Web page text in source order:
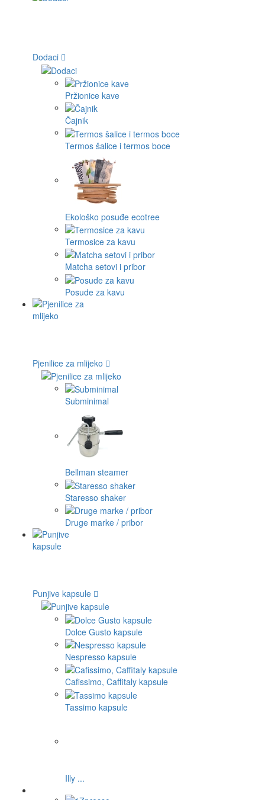
Dodaci
Pržionice kave
Čajnik
Termos šalice i termos boce
Ekološko posuđe ecotree
Termosice za kavu
Matcha setovi i pribor
Posude za kavu
Pjenilice za mlijeko
Subminimal
Bellman steamer
Staresso shaker
Druge marke / pribor
Punjive kapsule
Dolce Gusto kapsule
Nespresso kapsule
Cafissimo, Caffitaly kapsule
Tassimo kapsule
Illy ...